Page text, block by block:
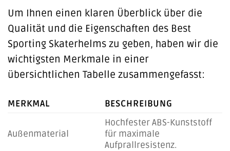
Um Ihnen einen klaren Überblick über die
Qualität und die Eigenschaften des Best
Sporting Skaterhelms zu geben, haben wir die
wichtigsten Merkmale in einer
übersichtlichen Tabelle zusammengefasst:
MERKMAL BESCHREIBUNG
Außenmaterial
Hochfester ABS-Kunststoff
für maximale
Aufprallresistenz.